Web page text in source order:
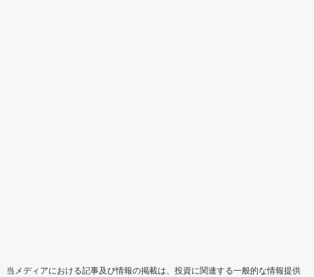
当メディアにおける記事及び情報の掲載は、投資に関連する一般的な情報提供